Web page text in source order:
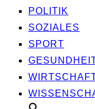
POLI­TIK
SOZIA­LES
SPORT